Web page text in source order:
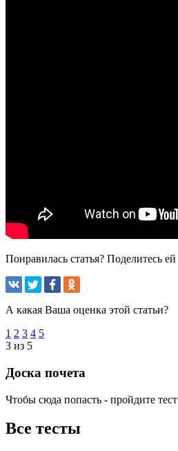
Понравилась статья? Поделитесь ей
А какая Ваша оценка этой статьи?
1 2 3 4 5
3 из 5
Доска почета
Чтобы сюда попасть - пройдите тест
Все тесты